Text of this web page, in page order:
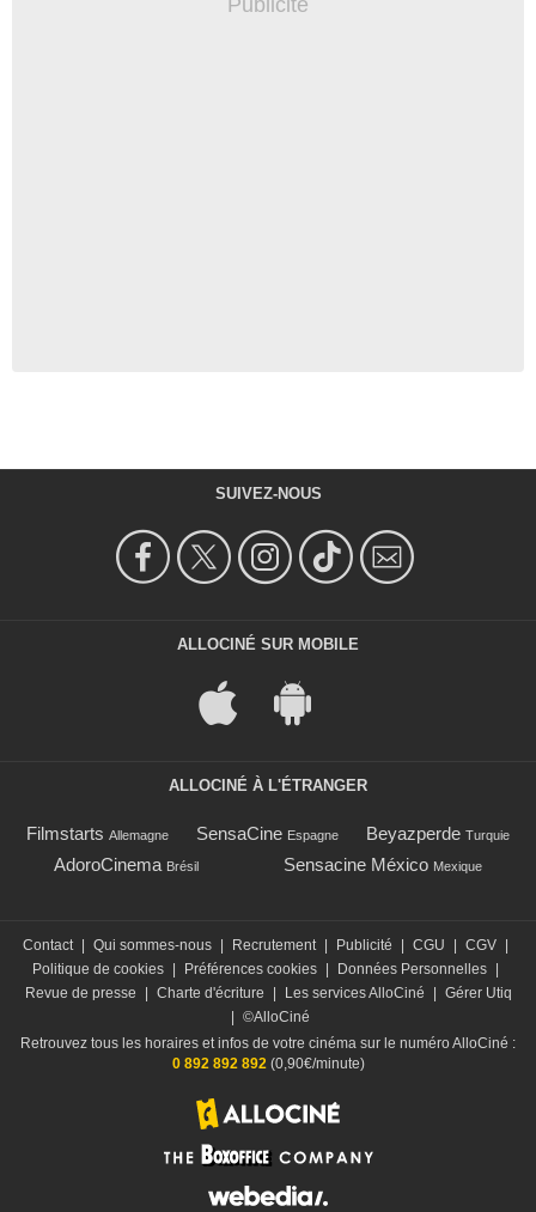
SUIVEZ-NOUS
ALLOCINÉ SUR MOBILE
ALLOCINÉ À L'ÉTRANGER
Filmstarts Allemagne SensaCine Espagne Beyazperde Turquie
AdoroCinema Brésil Sensacine México Mexique
Contact | Qui sommes-nous | Recrutement | Publicité | CGU | CGV |
Politique de cookies | Préférences cookies | Données Personnelles |
Revue de presse
| Charte d'écriture | Les services AlloCiné | Gérer Utiq
| ©AlloCiné
Retrouvez tous les horaires et infos de votre cinéma sur le numéro AlloCiné :
0 892 892 892 (0,90€/minute)